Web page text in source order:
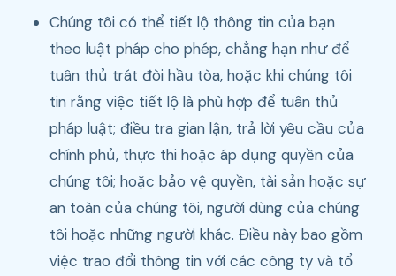
Chúng tôi có thể tiết lộ thông tin của bạn
theo luật pháp cho phép, chẳng hạn như để
tuân thủ trát đòi hầu tòa, hoặc khi chúng tôi
tin rằng việc tiết lộ là phù hợp để tuân thủ
pháp luật; điều tra gian lận, trả lời yêu cầu của
chính phủ, thực thi hoặc áp dụng quyền của
chúng tôi; hoặc bảo vệ quyền, tài sản hoặc sự
an toàn của chúng tôi, người dùng của chúng
tôi hoặc những người khác. Điều này bao gồm
việc trao đổi thông tin với các công ty và tổ